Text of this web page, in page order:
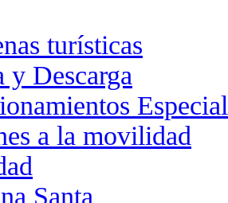
turísticas
y Descarga
a la movilidad
Santa